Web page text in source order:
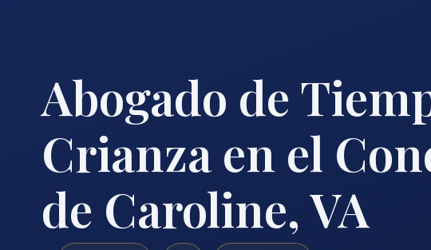
Abogado de
Crianza en el
de Caroline, VA